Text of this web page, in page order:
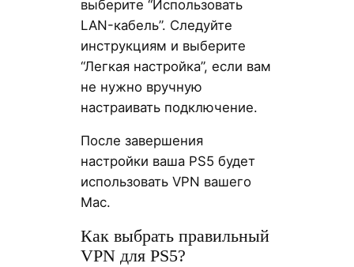
выберите “Использовать
LAN-кабель”. Следуйте
инструкциям и выберите
“Легкая настройка”, если вам
не нужно вручную
настраивать подключение.
После завершения
настройки ваша PS5 будет
использовать VPN вашего
Mac.
Как выбрать правильный
VPN для PS5?